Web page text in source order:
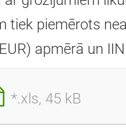
tiek piemērots
apmērā un
*.xls, 45 kB